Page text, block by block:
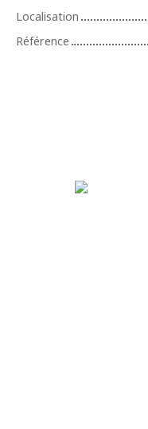
Localisation
Référence